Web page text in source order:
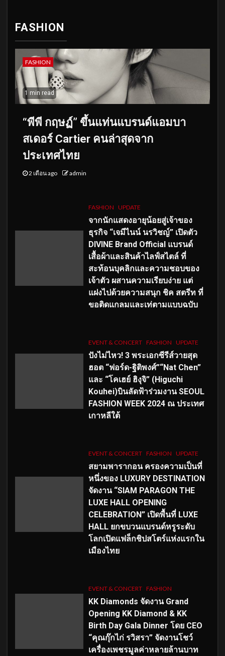
FASHION
FASHION
1 min read
“พีพี กฤษฏ์” ขึ้นแท่นแบรนด์แอมบา
สเดอร์ Cartier คนล่าสุดจาก
ประเทศไทย
2 เดือน ago admin
FASHION UPDATE
จากนักแสดงอายุน้อยสู่เจ้าของ
ธุรกิจ “เจมีไนน์ นรวิชญ์” เปิดตัว
DIVINE Brand Official แบรนด์
เสื้อผ้าและสินค้าไลฟ์สไตล์ ที่
สะท้อนบุคลิกและความชอบของ
เจ้าตัว ผสานความเรียบง่าย แต่
แฝงไปด้วยความสนุก ชิค สตรีท ที่
ขอติดแกลมและเท่ตามแบบฉบับ
EVENT & CONCERT FASHION UPDATE
ปังไม่ไหว! 3 พระเอกซีรีส์วายสุด
ฮอต “ฟอร์ด-ฐิติพงศ์”“Nat Chen”
และ “โคเฮย์ ฮิงุจิ” (Higuchi
Kouhei)บินลัดฟ้าร่วมงาน SEOUL
FASHION WEEK 2024 ณ ประเทศ
เกาหลีใต้
EVENT & CONCERT FASHION UPDATE
สยามพารากอน ครองความเป็นที่
หนึ่งของ LUXURY DESTINATION
จัดงาน “SIAM PARAGON THE
LUXE HALL OPENING
CELEBRATION” เปิดพื้นที่ LUXE
HALL ยกขบวนแบรนด์หรูระดับ
โลกเปิดแฟล็กชิปสโตร์แห่งแรกใน
เมืองไทย
EVENT & CONCERT FASHION
KK Diamonds จัดงาน Grand
Opening KK Diamond & KK
Birth Day Gala Dinner โดย CEO
“คุณกุ๊กไก่ รวิสรา” จัดงานโชว์
เครื่องเพชรมูลค่าหลายล้านบาท